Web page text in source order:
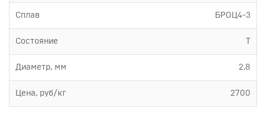
Сплав БРОЦ4-3
Состояние
Диаметр, мм 2,8
Цена, руб/кг 2700